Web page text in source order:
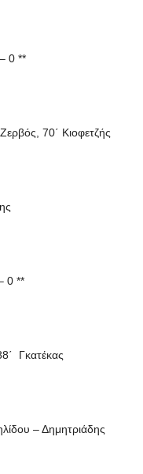
0 **
70΄ Κιοφετζής
**
Γκατέκας
– Δημητριάδης